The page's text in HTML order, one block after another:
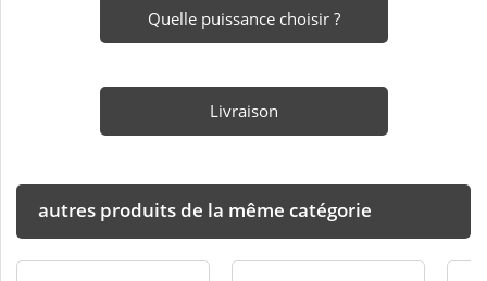
Quelle puissance choisir ?
Livraison
autres produits de la même catégorie